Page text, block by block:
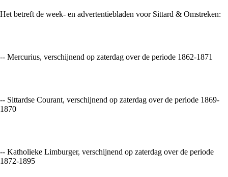
Het betreft de week- en advertentiebladen voor Sittard & Omstreken:
-- Mercurius, verschijnend op zaterdag over de periode 1862-1871
-- Sittardse Courant, verschijnend op zaterdag over de periode 1869-
1870
-- Katholieke Limburger, verschijnend op zaterdag over de periode
1872-1895